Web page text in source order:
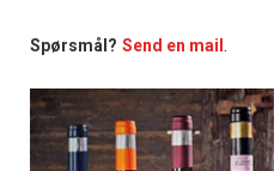
Spørsmål? Send en mail .